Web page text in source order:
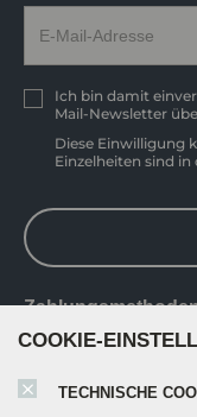
COOKIE-
TECHNISCHE
Ich bin damit
Mail-Newsletter
Diese Einwilligung
Einzelheiten sind in